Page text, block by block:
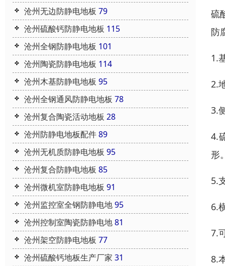
沧州无边防静电地板 79
沧州硫酸钙防静电地板 115
沧州全钢防静电地板 101
沧州陶瓷防静电地板 114
沧州木基防静电地板 95
沧州全钢通风防静电地板 78
沧州复合陶瓷活动地板 28
沧州防静电地板配件89
沧州无机质防静电地板 95
沧州复合防静电地板 85
沧州微机室防静电地板 91
沧州监控室全钢防静电地95
沧州控制室陶瓷防静电地81
沧州架空防静电地板 77
沧州硫酸钙地板生产厂家 31
硫
防
1.
2.
3.
4.
形
5.
6.
7.
8.